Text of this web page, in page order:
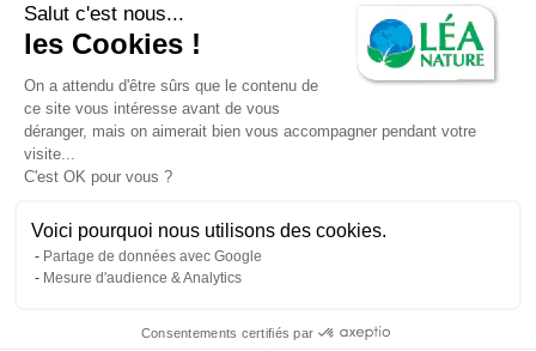
Salut c'est nous...
les Cookies !
On a attendu d'être sûrs que le contenu de
ce site vous intéresse avant de vous
déranger, mais on aimerait bien vous accompagner pendant votre
visite...
C'est OK pour vous ?
Voici pourquoi nous utilisons des cookies.
Partage de données avec Google
Mesure d'audience & Analytics
Consentements certifiés par